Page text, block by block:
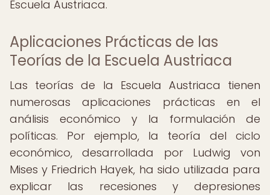
Escuela Austriaca.
Aplicaciones Prácticas de las
Teorías de la Escuela Austriaca
Las teorías de la Escuela Austriaca tienen
numerosas aplicaciones prácticas en el
análisis económico y la formulación de
políticas. Por ejemplo, la teoría del ciclo
económico, desarrollada por Ludwig von
Mises y Friedrich Hayek, ha sido utilizada para
explicar las recesiones y depresiones